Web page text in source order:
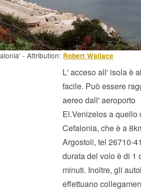
- Attribution: Robert Wallace
L' acceso all' isola è
facile. Può essere
aereo dall' aeroporto
El.Venizelos a quello
Cefalonia, che è a
Argostoli, tel 26710-
durata del volo è di 1
minuti. Inoltre, gli
effettuano